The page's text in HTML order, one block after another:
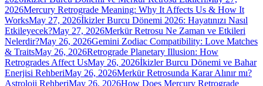
2026Mercury Retrograde Meaning: Why It Affects Us & How It
WorksMay 27, 2026İkizler Burcu Dönemi 2026: Hayatınızı Nasıl
Etkileyecek?May 27, 2026Merkür Retrosu Ne Zaman ve Etkileri
Nelerdir?May 26, 2026Gemini Zodiac Compatibility: Love Matches
& TraitsMay 26, 2026Retrograde Planetary Illusion: How
Retrogrades Affect UsMay 26, 2026İkizler Burcu Dönemi ve Bahar
Enerjisi RehberiMay 26, 2026Merkür Retrosunda Karar Alınır mı?
Astroloji RehberiMay 26, 2026How Does Mercury Retrograde